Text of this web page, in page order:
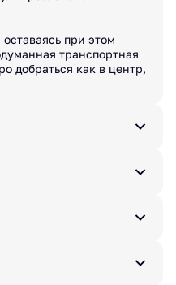
при этом
транспортная
добраться как в центр,